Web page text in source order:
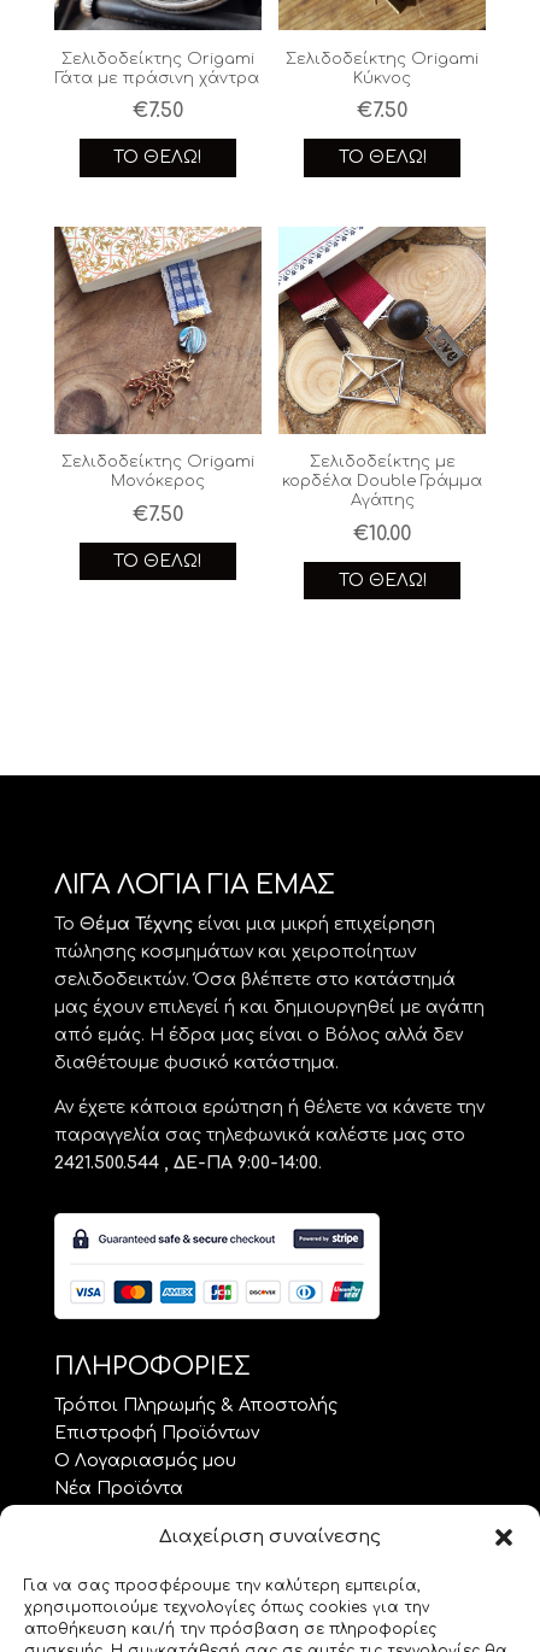
Διαχείριση συναίνεσης
Για να σας προσφέρουμε την καλύτερη εμπειρία,
χρησιμοποιούμε τεχνολογίες όπως cookies για την
αποθήκευση και/ή την πρόσβαση σε πληροφορίες
Σελιδοδείκτης Origami
Γάτα με πράσινη χάντρα
€7.50
ΤΟ ΘΈΛΩ!
Σελιδοδείκτης Origami
Κύκνος
€7.50
ΤΟ ΘΈΛΩ!
Σελιδοδείκτης Origami
Μονόκερος
€7.50
ΤΟ ΘΈΛΩ!
Σελιδοδείκτης με
κορδέλα Double Γράμμα
Αγάπης
€10.00
ΤΟ ΘΈΛΩ!
ΛΙΓΑ ΛΟΓΙΑ ΓΙΑ ΕΜΑΣ
Το Θέμα Τέχνηςείναι μια μικρή επιχείρηση
πώλησης κοσμημάτων και χειροποίητων
σελιδοδεικτών. Όσα βλέπετε στο κατάστημά
μας έχουν επιλεγεί ή και δημιουργηθεί με αγάπη
από εμάς. Η έδρα μας είναι ο Βόλος αλλά δεν
διαθέτουμε φυσικό κατάστημα.
Αν έχετε κάποια ερώτηση ή θέλετε να κάνετε την
παραγγελία σας τηλεφωνικά καλέστε μας στο
2421.500.544 , ΔΕ-ΠΑ 9:00-14:00.
ΠΛΗΡΟΦΟΡΙΕΣ
Τρόποι Πληρωμής & Αποστολής
Επιστροφή Προϊόντων
Ο Λογαριασμός μου
Νέα Προϊόντα
Όροι Χρήσης – GDPR
ΘΕΜΑΤΑ.. ΤΕΧΝΗΣ